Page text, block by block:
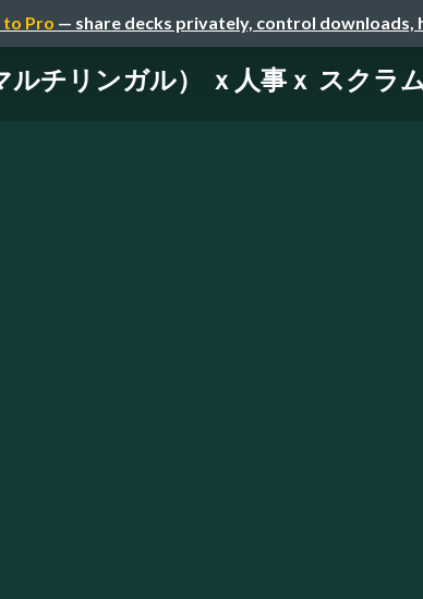
to Pro — share decks privately, control downloads,
ルチリンガル） ｘ人事ｘ スクラ